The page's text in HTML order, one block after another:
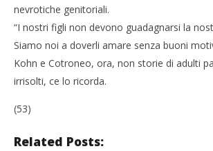
nevrotiche genitoriali.
“I nostri figli non devono guadagnarsi la
Siamo noi a doverli amare senza buoni
Kohn e Cotroneo, ora, non storie di adulti
irrisolti, ce lo ricorda.
(53)
Related Posts: